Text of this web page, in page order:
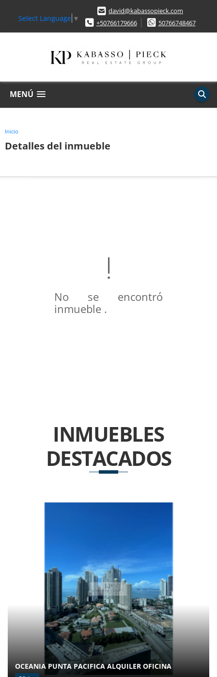
Select Language ▼
david@kabassopieck.com
+50766179666
50766748467
MENÚ
Inicio
Detalles del inmueble
No se encontró
inmueble .
INMUEBLES
DESTACADOS
OCEANIA PUNTA PACIFICA ALQUILER OFICINA